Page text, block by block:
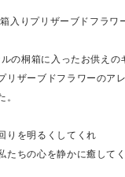
入りプリザーブドフラワ
の桐箱に入ったお供えの
リザーブドフラワーのア
りを明るくしてくれ
たちの心を静かに癒してく